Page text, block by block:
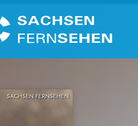
SACHSEN FERNSEHEN